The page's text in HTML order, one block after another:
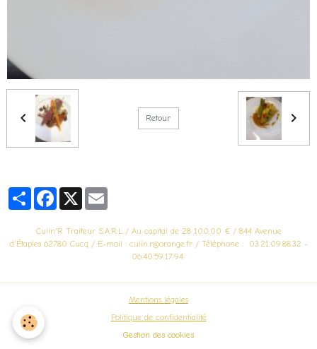
Retour
Partager Facebook
Culin'R Traiteur S.A.R.L / Au capital de 28 100,00 € / 844 Avenue
d'Étaples 62780 Cucq / E-mail : culin.r@orange.fr / Téléphone : 03.21.09.88.32 -
06.40.59.17.94
Mentions légales
Politique de confidentialité
Gestion des cookies